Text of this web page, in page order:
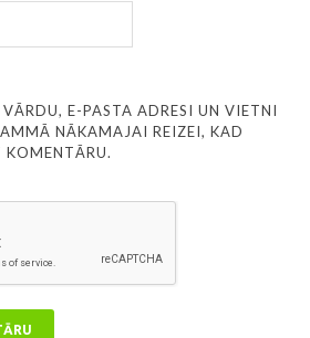
E-PASTA ADRESI UN VIETNI
NĀKAMAJAI REIZEI, KAD
KOMENTĀRU.